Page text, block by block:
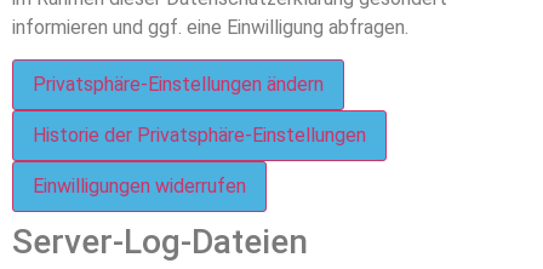
informieren und ggf. eine Einwilligung abfragen.
Privatsphäre-Einstellungen ändern
Historie der Privatsphäre-Einstellungen
Einwilligungen widerrufen
Server-Log-Dateien